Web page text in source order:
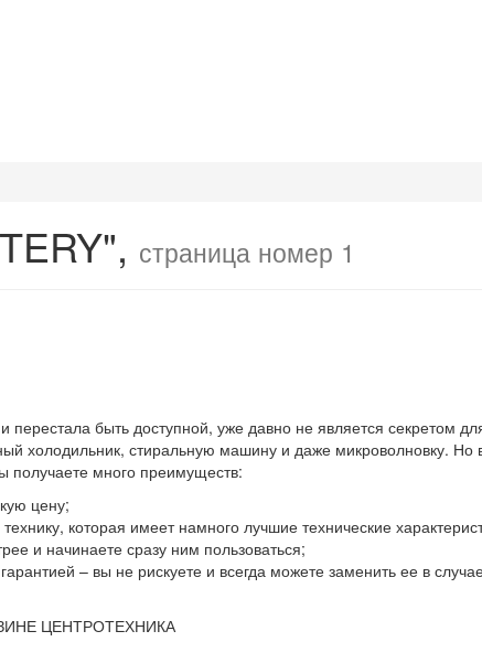
страница номер 1
быть доступной, уже давно не является секретом
холодильник, стиральную машину и даже микроволновку. Но
получаете много преимуществ:
цену;
которая имеет намного лучшие технические
и начинаете сразу ним пользоваться;
– вы не рискуете и всегда можете заменить ее в
ЦЕНТРОТЕХНИКА